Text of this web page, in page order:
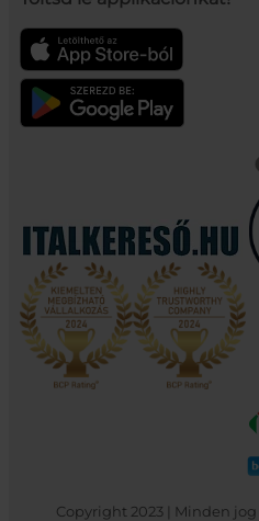
Copyright 2023 | Minden